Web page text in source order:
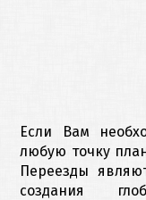
Если Вам
любую точку
Переезды
создания